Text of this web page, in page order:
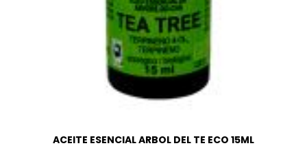
ACEITE ESENCIAL ARBOL DEL TE ECO 15ML